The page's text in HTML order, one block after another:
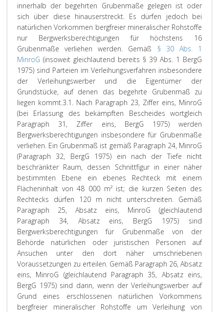
innerhalb der begehrten Grubenmaße gelegen ist oder
sich über diese hinauserstreckt. Es dürfen jedoch bei
natürlichen Vorkommen bergfreier mineralischer Rohstoffe
nur Bergwerksberechtigungen für höchstens 16
Grubenmaße verliehen werden. Gemäß § 30 Abs. 1
MinroG (insoweit gleichlautend bereits § 39 Abs. 1 BergG
1975) sind Parteien im Verleihungsverfahren insbesondere
der Verleihungswerber und die Eigentümer der
Grundstücke, auf denen das begehrte Grubenmaß zu
liegen kommt.3.1. Nach Paragraph 23, Ziffer eins, MinroG
(bei Erlassung des bekämpften Bescheides wortgleich
Paragraph 31, Ziffer eins, BergG 1975) werden
Bergwerksberechtigungen insbesondere für Grubenmaße
verliehen. Ein Grubenmaß ist gemäß Paragraph 24, MinroG
(Paragraph 32, BergG 1975) ein nach der Tiefe nicht
beschränkter Raum, dessen Schnittfigur in einer näher
bestimmten Ebene ein ebenes Rechteck mit einem
Flächeninhalt von 48 000 m² ist; die kurzen Seiten des
Rechtecks dürfen 120 m nicht unterschreiten. Gemäß
Paragraph 25, Absatz eins, MinroG (gleichlautend
Paragraph 34, Absatz eins, BergG 1975) sind
Bergwerksberechtigungen für Grubenmaße von der
Behörde natürlichen oder juristischen Personen auf
Ansuchen unter den dort näher umschriebenen
Voraussetzungen zu erteilen. Gemäß Paragraph 26, Absatz
eins, MinroG (gleichlautend Paragraph 35, Absatz eins,
BergG 1975) sind dann, wenn der Verleihungswerber auf
Grund eines erschlossenen natürlichen Vorkommens
bergfreier mineralischer Rohstoffe um Verleihung von